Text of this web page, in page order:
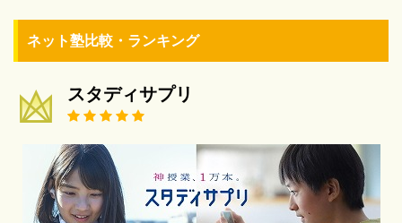
ネット塾比較・ランキング
スタディサプリ